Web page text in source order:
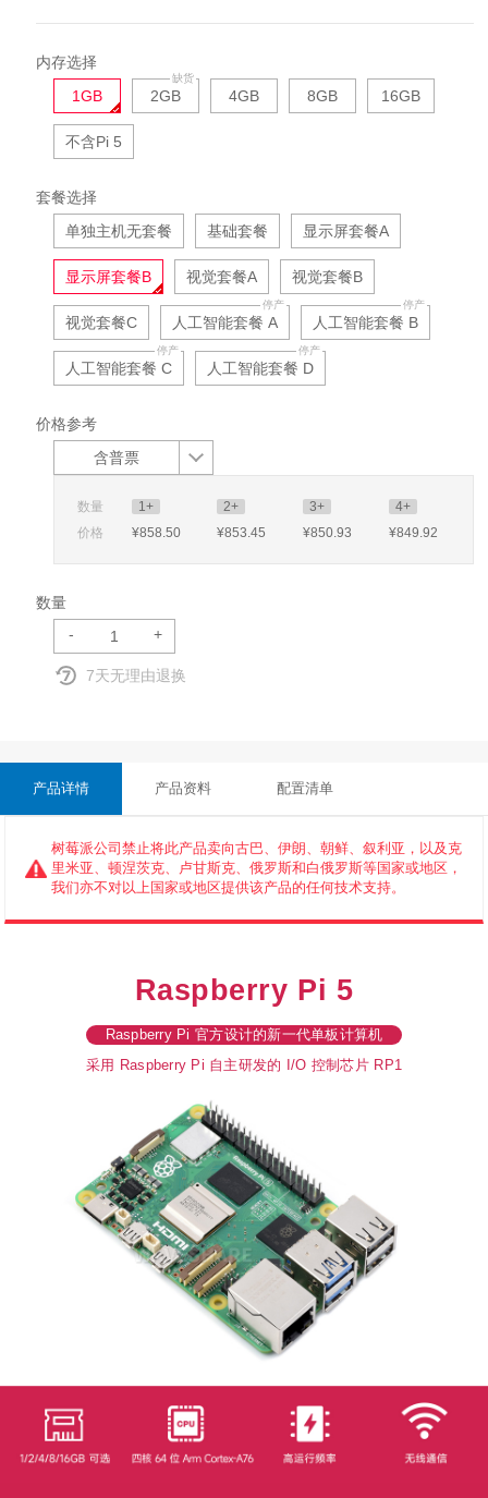
内存选择
1GB
2GB 4GB 8GB 16GB
不含Pi 5
套餐选择
单独主机无套餐
基础套餐 显示屏套餐A
显示屏套餐B 视觉套餐A 视觉套餐B
视觉套餐C 人工智能套餐 A 人工智能套餐 B
人工智能套餐 C 人工智能套餐 D
价格参考
含普票
数量 1+ 2+ 3+
4+
价格
¥858.50 ¥853.45 ¥850.93 ¥849.92
数量
-
+
7天无理由退换
产品详情 产品资料 配置清单
树莓派公司禁止将此产品卖向古巴、伊朗、朝鲜、叙利亚，以及克
里米亚、顿涅茨克、卢甘斯克、俄罗斯和白俄罗斯等国家或地区，
我们亦不对以上国家或地区提供该产品的任何技术支持。
Raspberry Pi 5
Raspberry Pi 官方设计的新一代单板计算机
采用 Raspberry Pi 自主研发的 I/O 控制芯片 RP1